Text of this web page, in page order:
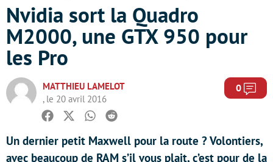
Nvidia sort la Quadro
M2000, une GTX 950 pour
les Pro
MATTHIEU LAMELOT
, le 20 avril 2016
0
Facebook
TwitterWhatsapp
Reddit
Un dernier petit Maxwell pour la route ? Volontiers,
avec beaucoup de RAM s’il vous plait, c’est pour de la